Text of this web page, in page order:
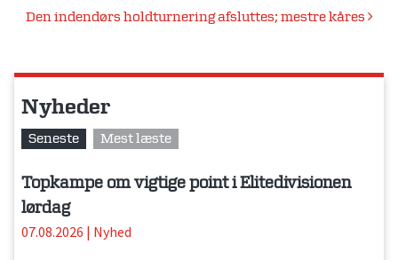
Den indendørs holdturnering afsluttes; mestre kåres
Nyheder
Seneste Mest læste
Topkampe om vigtige point i Elitedivisionen
lørdag
07.08.2026 | Nyhed